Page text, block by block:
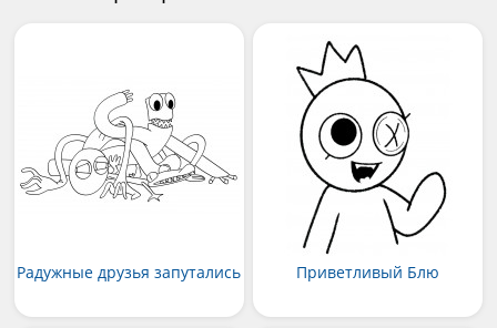
Радужные друзья запутались Приветливый Блю